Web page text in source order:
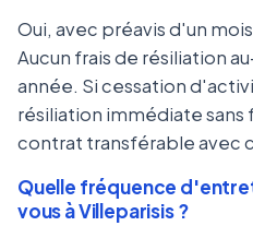
Oui, avec préavis d'un
Aucun frais de résiliation
année. Si cessation
résiliation immédiate sans
contrat transférable avec
Quelle fréquence
vous à Villeparisis ?